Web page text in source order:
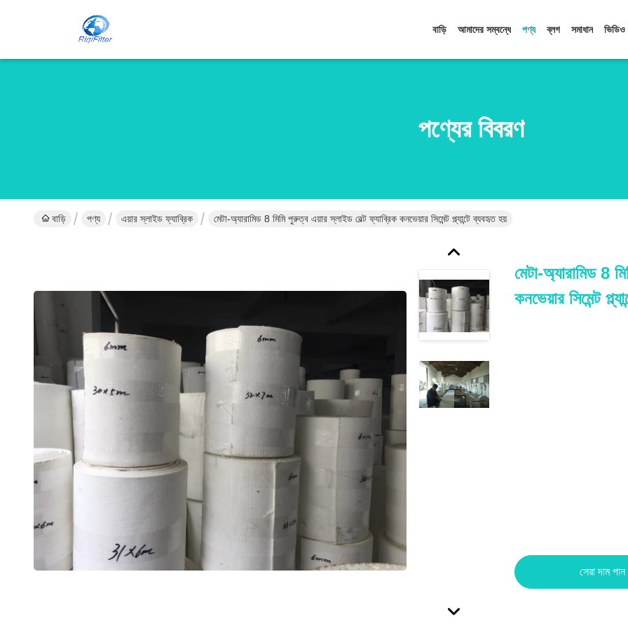
বাড়ি আমাদের সম্বন্ধে পণ্য ব্লগ সমাধান ভিডিও
পণ্যের বিবরণ
বাড়ি পণ্য এয়ার স্লাইড ফ্যাব্রিক মেটা-অ্যারামিড 8 মিমি পুরুত্ব এয়ার স্লাইড বেল্ট ফ্যাব্রিক কনভেয়ার সিমেন্ট প্ল্যান্টে ব্যবহৃত হয়
মেটা-অ্যারামিড 8
কনভেয়ার সিমেন্ট
সেরা দাম পান